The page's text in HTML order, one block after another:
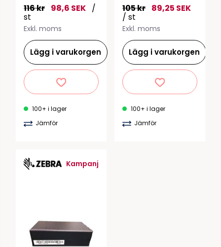
116 kr 98,6 SEK /
st
Exkl. moms
Lägg i varukorgen
100+ i lager
Jämför
105 kr 89,25 SEK
/ st
Exkl. moms
Lägg i varukorgen
100+ i lager
Jämför
Kampanj